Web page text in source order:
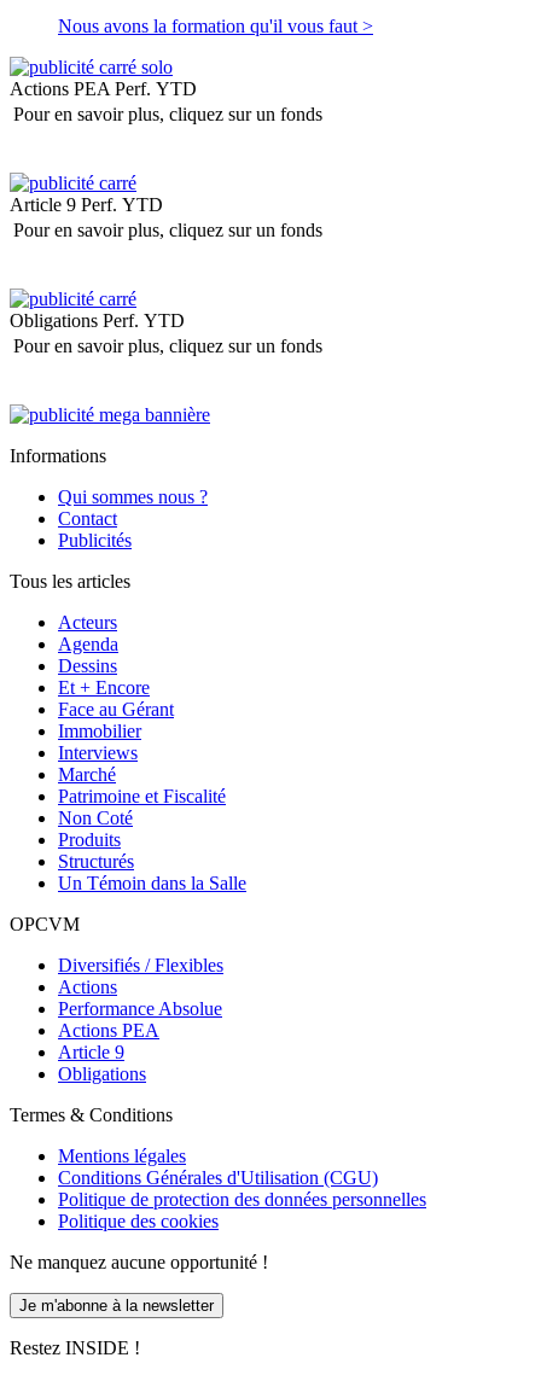
Nous avons la formation qu'il vous faut >
Actions PEA Perf. YTD
Pour en savoir plus, cliquez sur un fonds
Article 9 Perf. YTD
Pour en savoir plus, cliquez sur un fonds
Obligations Perf. YTD
Pour en savoir plus, cliquez sur un fonds
Informations
Qui sommes nous ?
Contact
Publicités
Tous les articles
Acteurs
Agenda
Dessins
Et + Encore
Face au Gérant
Immobilier
Interviews
Marché
Patrimoine et Fiscalité
Non Coté
Produits
Structurés
Un Témoin dans la Salle
OPCVM
Diversifiés / Flexibles
Actions
Performance Absolue
Actions PEA
Article 9
Obligations
Termes & Conditions
Mentions légales
Conditions Générales d'Utilisation (CGU)
Politique de protection des données personnelles
Politique des cookies
Ne manquez aucune opportunité !
Je m'abonne à la newsletter
Restez INSIDE !